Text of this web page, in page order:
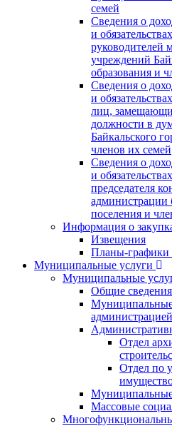
семей
Сведения о
и
руководителей
учреждений
образования и
Сведения о
и
лиц,
должности в
Байкальского
членов их семей
Сведения о
и
председателя
администрации
поселения и
Информация о
Извещения
Планы-графики
Муниципальные услуги
Муниципальные
Общие сведения
Муниципальные
Отдел
Отдел по
Массовые